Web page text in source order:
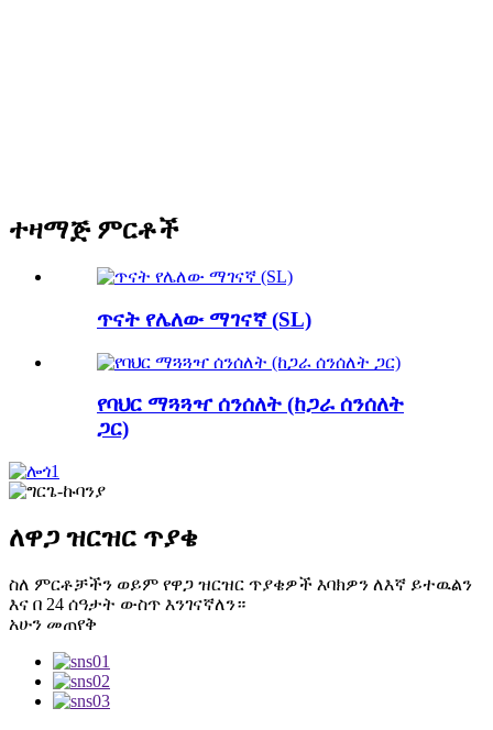
ተዛማጅ ምርቶች
ጥናት የሌለው ማገናኛ (SL)
የባህር ማጓጓዣ ሰንሰለት (ከጋራ ሰንሰለት
ጋር)
ለዋጋ ዝርዝር ጥያቄ
ስለ ምርቶቻችን ወይም የዋጋ ዝርዝር ጥያቄዎች እባክዎን ለእኛ ይተዉልን
እና በ 24 ሰዓታት ውስጥ እንገናኛለን።
አሁን መጠየቅ